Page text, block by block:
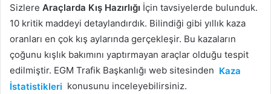
Sizlere Araçlarda Kış Hazırlığı İçin tavsiyelerde bulunduk.
10 kritik maddeyi detaylandırdık. Bilindiği gibi yıllık kaza
oranları en çok kış aylarında gerçekleşir. Bu kazaların
çoğunu kışlık bakımını yaptırmayan araçlar olduğu tespit
edilmiştir. EGM Trafik Başkanlığı web sitesinden Kaza
İstatistikleri konusunu inceleyebilirsiniz.